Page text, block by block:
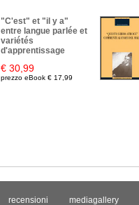
"C'est" et "il y a"
entre langue parlée et
variétés
d'apprentissage
€ 30,99
prezzo eBook € 17,99
recensioni mediagallery